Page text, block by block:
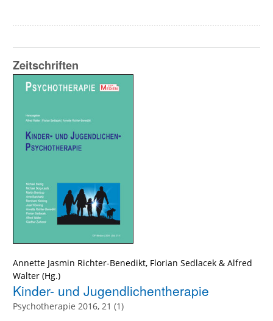
Zeitschriften
Annette Jasmin Richter-Benedikt, Florian Sedlacek & Alfred
Walter (Hg.)
Kinder- und Jugendlichentherapie
Psychotherapie 2016, 21 (1)